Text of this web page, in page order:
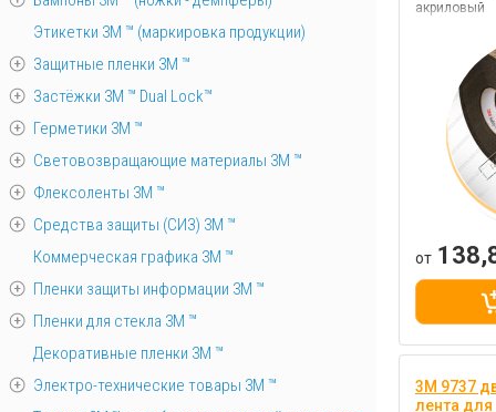
акриловый
от
3M 9737
лента
Этикетки 3М ™ (маркировка продукции)
Защитные пленки 3М ™
Застёжки 3М ™ Dual Lock™
Герметики 3М ™
Световозвращающие материалы 3М ™
Флексоленты 3М ™
Средства защиты (СИЗ) 3M ™
Коммерческая графика 3М ™
Пленки защиты информации 3М ™
Пленки для стекла 3М ™
Декоративные пленки 3М ™
Электро-технические товары 3М ™